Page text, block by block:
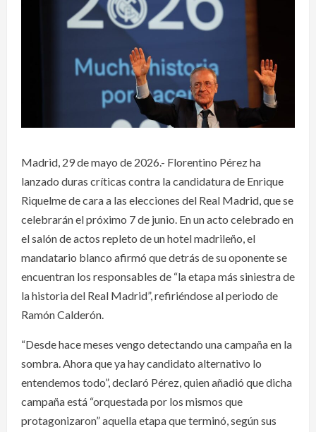
Madrid, 29 de mayo de 2026.- Florentino Pérez ha
lanzado duras críticas contra la candidatura de Enrique
Riquelme de cara a las elecciones del Real Madrid, que se
celebrarán el próximo 7 de junio. En un acto celebrado en
el salón de actos repleto de un hotel madrileño, el
mandatario blanco afirmó que detrás de su oponente se
encuentran los responsables de “la etapa más siniestra de
la historia del Real Madrid”, refiriéndose al periodo de
Ramón Calderón.
“Desde hace meses vengo detectando una campaña en la
sombra. Ahora que ya hay candidato alternativo lo
entendemos todo”, declaró Pérez, quien añadió que dicha
campaña está “orquestada por los mismos que
protagonizaron” aquella etapa que terminó, según sus